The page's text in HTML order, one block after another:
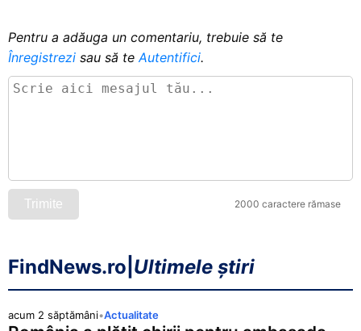
Coroană cehă
DKK
Coroană daneză
100 HUF
Forint maghiar
1,3449 lei ▲ 0,0029
ILS
Shekel israelian
INR 0,0475 lei —
Pentru a adăuga un comentariu, trebuie să te
Înregistrezi sau să te Autentifici.
2000 caractere rămase
Trimite
FindNews.ro Ultimele știri
acum 2 săptămâni•Actualitate